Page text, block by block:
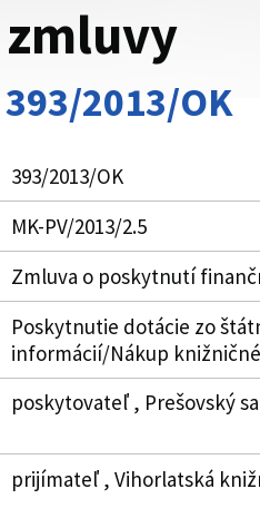
2013/OK
393/2013/OK
MK-PV/2013/2.5
Zmluva o poskytnutí
Poskytnutie dotácie zo
informácií/Nákup
poskytovateľ , Prešovský
prijímateľ , Vihorlatská